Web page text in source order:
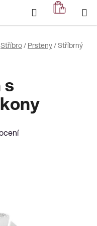
Hledat
KOŠÍK
Stříbro/ Prsteny/Stříbrný